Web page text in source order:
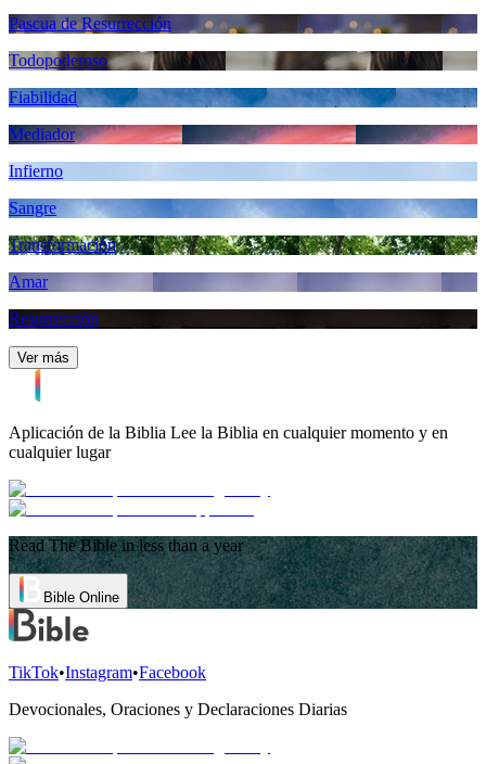
Pascua de Resurrección
Todopoderoso
Fiabilidad
Mediador
Infierno
Sangre
Transformación
Amar
Resurrección
Ver más
Aplicación de la Biblia Lee la Biblia en cualquier momento y en
cualquier lugar
Read The Bible in less than a year
Bible Online
TikTok•Instagram•Facebook
Devocionales, Oraciones y Declaraciones Diarias